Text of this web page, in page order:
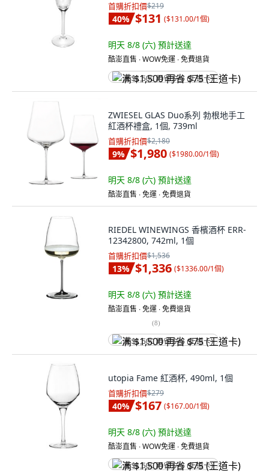
首購折扣價$219
40% $131 ($131.00/1個)
明天 8/8 (六) 預計送達
酷澎直售 ∙ WOW免運 ∙ 免費退貨
满 $1,500 再省 $75 (王道卡)
ZWIESEL GLAS Duo系列 勃根地手工
紅酒杯禮盒, 1個, 739ml
首購折扣價$2,180
9% $1,980 ($1980.00/1個)
明天 8/8 (六) 預計送達
酷澎直售 ∙ 免運 ∙ 免費退貨
RIEDEL WINEWINGS 香檳酒杯 ERR-
12342800, 742ml, 1個
首購折扣價$1,536
13% $1,336 ($1336.00/1個)
明天 8/8 (六) 預計送達
酷澎直售 ∙ 免運 ∙ 免費退貨
(8)
满 $1,500 再省 $75 (王道卡)
utopia Fame 紅酒杯, 490ml, 1個
首購折扣價$279
40% $167 ($167.00/1個)
明天 8/8 (六) 預計送達
酷澎直售 ∙ WOW免運 ∙ 免費退貨
满 $1,500 再省 $75 (王道卡)